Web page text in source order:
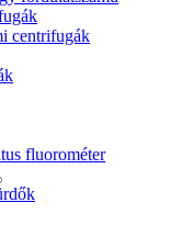
centrifugák
fluorométer